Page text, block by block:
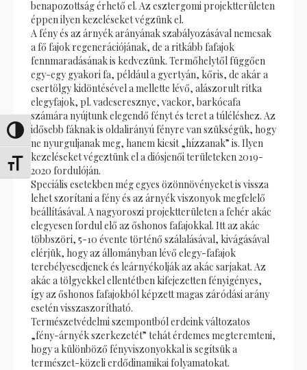
Переключить на высокую контрастность
Переключить на увеличенный шрифт
benapozottság érhető el. Az esztergomi projektterületen
éppen ilyen kezeléseket végzünk el.
A fény és az árnyék arányának szabályozásával nemcsak
a fő fajok regenerációjának, de a ritkább fafajok
fennmaradásának is kedvezünk. Termőhelytől függően
egy-egy gyakori fa, például a gyertyán, kőris, de akár a
csertölgy kidöntésével a mellette lévő, alászorult ritka
elegyfajok, pl. vadcseresznye, vackor, barkócafa
számára nyújtunk elegendő fényt és teret a túléléshez. Az
idősebb fáknak is oldalirányú fényre van szükségük, hogy
ne nyurguljanak meg, hanem kicsit „hízzanak” is. Ilyen
kezeléseket végeztünk el a diósjenői területeken 2019-
2020 fordulóján.
Speciális esetekben még egyes özönnövényeket is vissza
lehet szorítani a fény és az árnyék viszonyok megfelelő
beállításával. A nagyoroszi projektterületen a fehér akác
elegyesen fordul elő az őshonos fafajokkal. Itt az akác
többszöri, 5-10 évente történő szálalásával, kivágásával
elérjük, hogy az állományban lévő elegy-fafajok
terebélyesedjenek és leárnyékolják az akác sarjakat. Az
akác a tölgyekkel ellentétben kifejezetten fényigényes,
így az őshonos fafajokból képzett magas záródási arány
esetén visszaszorítható.
Természetvédelmi szempontból erdeink változatos
„fény-árnyék szerkezetét” tehát érdemes megteremteni,
hogy a különböző fényviszonyokkal is segítsük a
természet-közeli erdődinamikai folyamatokat.